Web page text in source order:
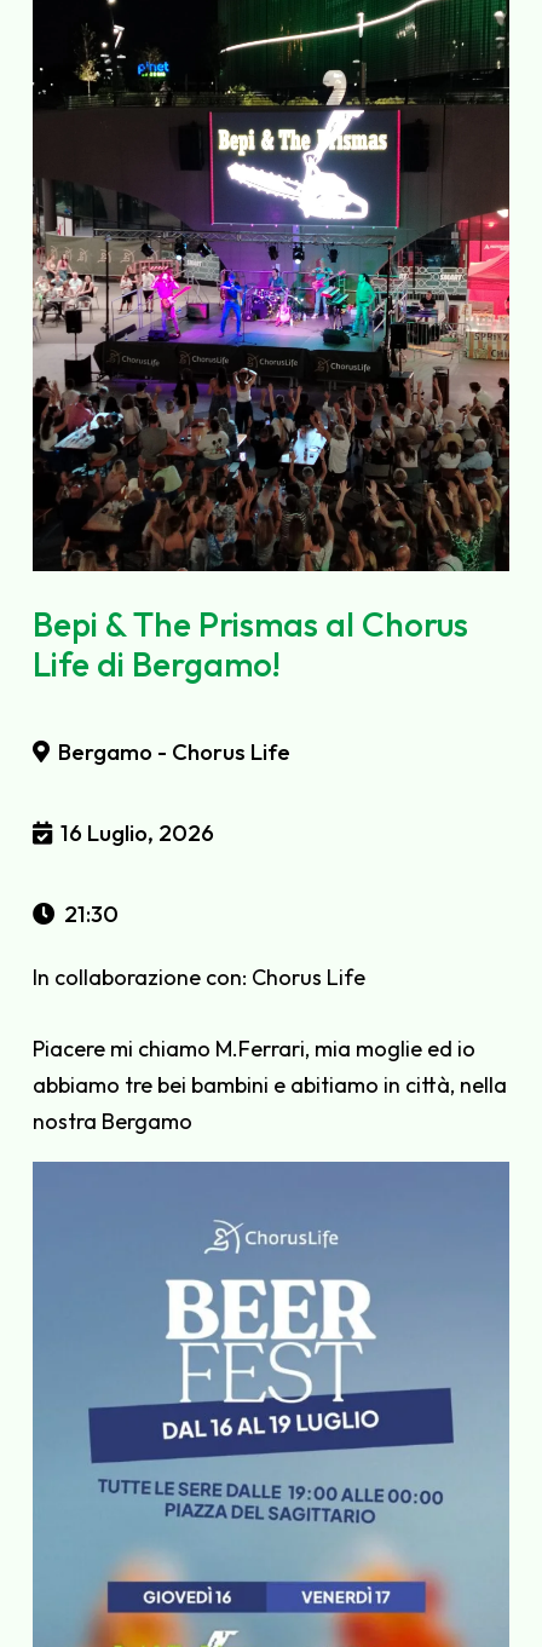
Bepi & The Prismas al Chorus
Life di Bergamo!
Bergamo - Chorus Life
16 Luglio, 2026
21:30
In collaborazione con: Chorus Life
Piacere mi chiamo M.Ferrari, mia moglie ed io
abbiamo tre bei bambini e abitiamo in città, nella
nostra Bergamo